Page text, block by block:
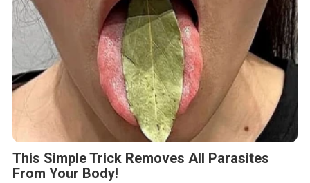
This Simple Trick Removes All Parasites
From Your Body!